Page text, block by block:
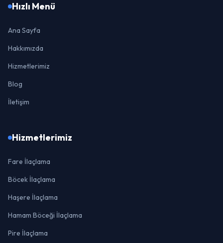
Hızlı Menü
Ana Sayfa
Hakkımızda
Hizmetlerimiz
Blog
İletişim
Hizmetlerimiz
Fare İlaçlama
Böcek İlaçlama
Haşere İlaçlama
Hamam Böceği İlaçlama
Pire İlaçlama